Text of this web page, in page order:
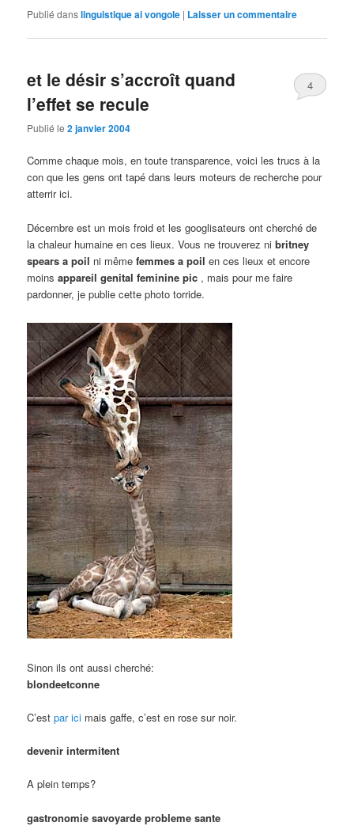
Publié danslinguistique ai vongole | Laisser un commentaire
et le désir s’accroît quand
l’effet se recule
Publié le2 janvier 2004
4
Comme chaque mois, en toute transparence, voici les trucs à la
con que les gens ont tapé dans leurs moteurs de recherche pour
atterrir ici.
Décembre est un mois froid et les googlisateurs ont cherché de
la chaleur humaine en ces lieux. Vous ne trouverez nibritney
spears a poil ni mêmefemmes a poilen ces lieux et encore
moinsappareil genital feminine pic , mais pour me faire
pardonner, je publie cette photo torride.
Sinon ils ont aussi cherché:
blondeetconne
C’estpar ici mais gaffe, c’est en rose sur noir.
devenir intermitent
A plein temps?
gastronomie savoyarde probleme sante